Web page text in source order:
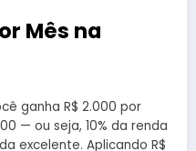
Mês na
ganha R$ 2.000 por
— ou seja, 10% da renda
excelente. Aplicando R$